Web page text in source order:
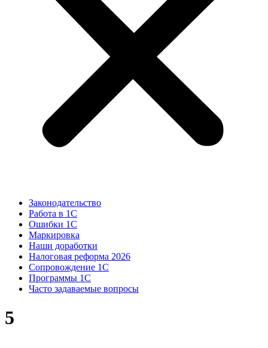
Законодательство
Работа в 1С
Ошибки 1С
Маркировка
Наши доработки
Налоговая реформа 2026
Сопровождение 1С
Программы 1С
Часто задаваемые вопросы
5